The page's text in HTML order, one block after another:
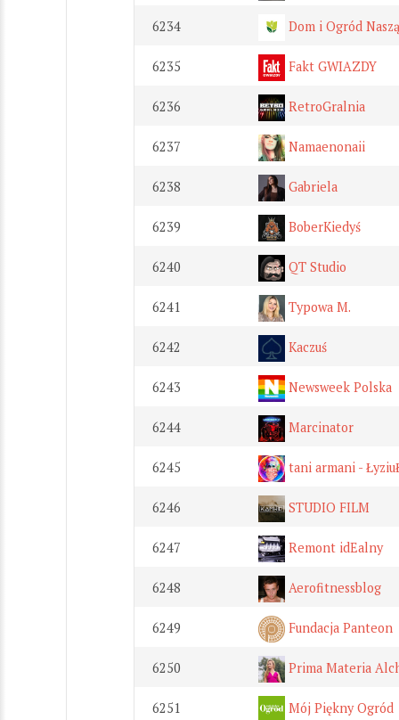
6234 Dom i Ogród
6235 Fakt GWIAZDY
6236 RetroGralnia
6237 Namaenonaii
6238 Gabriela
6239 BoberKiedyś
6240 QT Studio
6241 Typowa M.
6242 Kaczuś
6243 Newsweek Polska
6244 Marcinator
6245 tani armani -
6246 STUDIO FILM
6247 Remont idEalny
6248 Aerofitnessblog
6249 Fundacja Panteon
6250 Prima Materia
6251 Mój Piękny Ogród